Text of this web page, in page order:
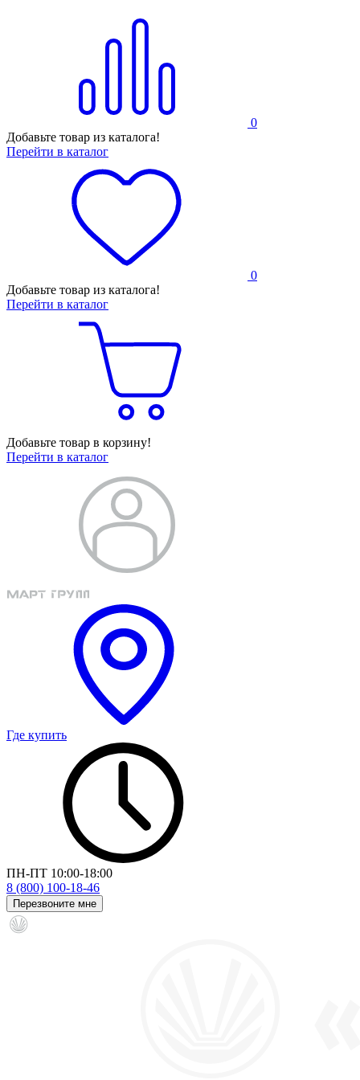
0
Добавьте товар из каталога!
Перейти в каталог
0
Добавьте товар из каталога!
Перейти в каталог
Добавьте товар в корзину!
Перейти в каталог
Где купить
ПН-ПТ 10:00-18:00
8 (800) 100-18-46
Перезвоните мне